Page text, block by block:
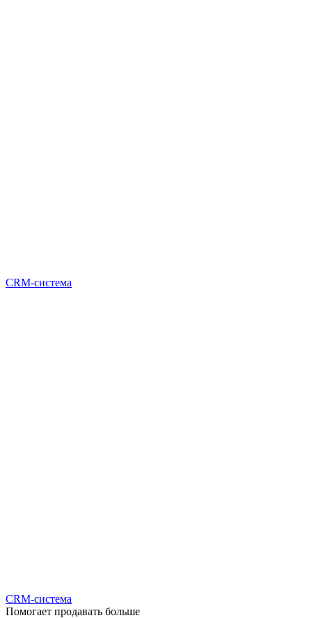
CRM-система
CRM-система
Помогает продавать больше